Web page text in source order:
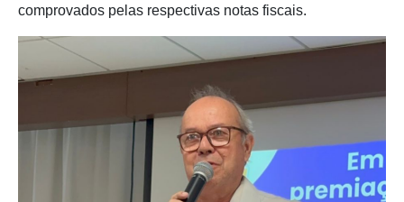
comprovados pelas respectivas notas fiscais.